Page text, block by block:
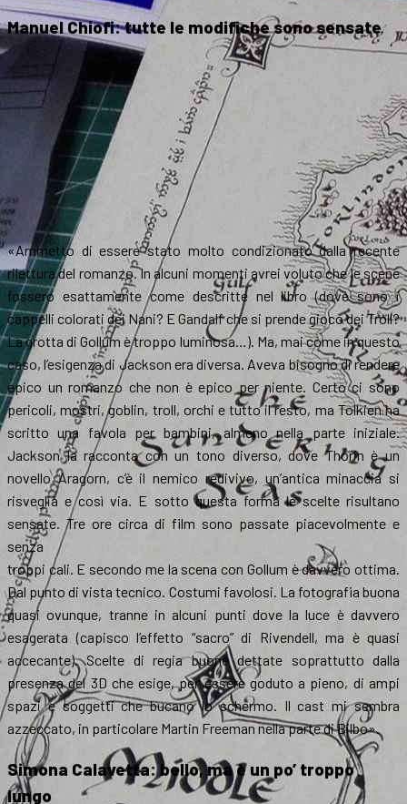
Manuel Chiofi: tutte le modifiche sono sensate
«Ammetto di essere stato molto condizionato dalla recente
rilettura del romanzo. In alcuni momenti avrei voluto che le scene
fossero esattamente come descritte nel libro (dove sono i
cappelli colorati dei Nani? E Gandalf che si prende gioco dei Troll?
La grotta di Gollum è troppo luminosa…). Ma, mai come in questo
caso, l’esigenza di Jackson era diversa. Aveva bisogno di rendere
epico un romanzo che non è epico per niente. Certo ci sono
pericoli, mostri, goblin, troll, orchi e tutto il resto, ma Tolkien ha
scritto una favola per bambini, almeno nella parte iniziale.
Jackson la racconta con un tono diverso, dove Thorin è un
novello Aragorn, c’è il nemico redivivo, un’antica minaccia si
risveglia e così via. E sotto questa forma le scelte risultano
sensate. Tre ore circa di film sono passate piacevolmente e
senza
troppi cali. E secondo me la scena con Gollum è davvero ottima.
Dal punto di vista tecnico. Costumi favolosi. La fotografia buona
quasi ovunque, tranne in alcuni punti dove la luce è davvero
esagerata (capisco l’effetto “sacro” di Rivendell, ma è quasi
accecante). Scelte di regia buone dettate soprattutto dalla
presenza del 3D che esige, per essere goduto a pieno, di ampi
spazi e soggetti che bucano lo schermo. Il cast mi sembra
azzeccato, in particolare Martin Freeman nella parte di Bilbo».
Simona Calavetta: bello, ma è un po’ troppo
lungo